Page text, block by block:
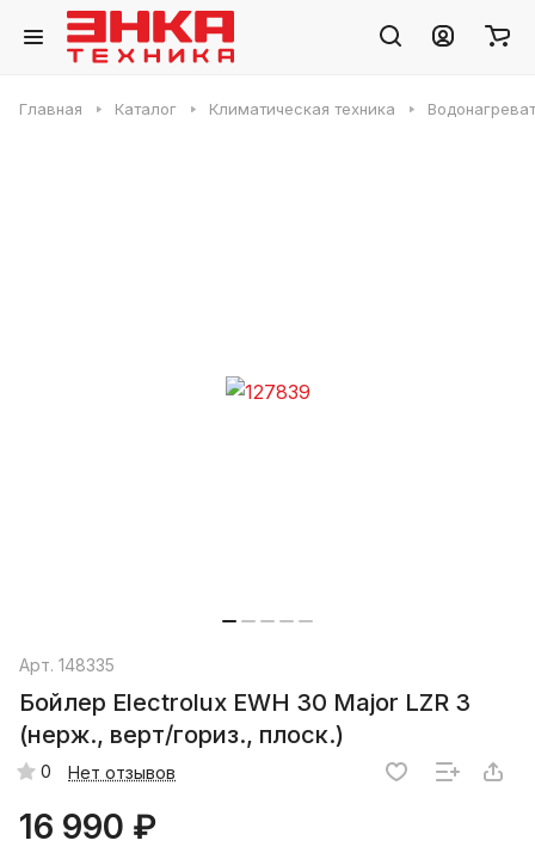
Главная Каталог Климатическая техника
Арт. 148335
Бойлер Electrolux EWH 30 Major LZR 3
(нерж., верт/гориз., плоск.)
0 Нет отзывов
16 990 ₽